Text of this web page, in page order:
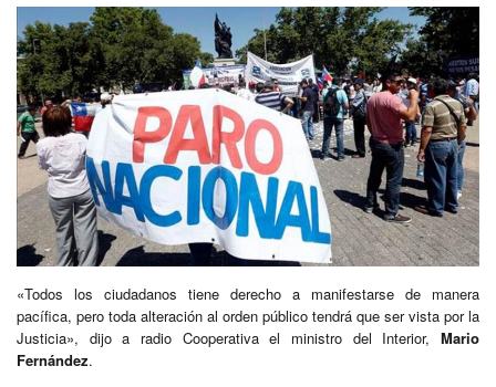
«Todos los ciudadanos tiene derecho a manifestarse de manera
pacífica, pero toda alteración al orden público tendrá que ser vista por la
Justicia», dijo a radio Cooperativa el ministro del Interior, Mario
Fernández.